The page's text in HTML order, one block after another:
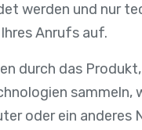
werden und nur
Anrufs auf.
durch das
sammeln,
oder ein